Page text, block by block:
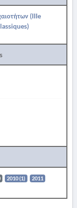
(IIIe
2010 (1)
2011